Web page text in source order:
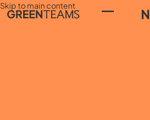
Skip to main content
Toggle Menu